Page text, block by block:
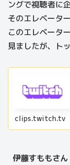
ングで視聴者に
そのエレベータ
このエレベータ
見ましたが、ト
clips.twitch.tv
伊藤すももさん